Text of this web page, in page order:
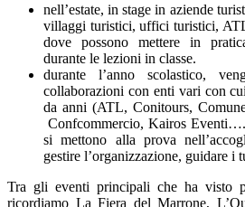
nell’estate, in stage in aziende
villaggi turistici, uffici turistici,
dove possono mettere in
durante le lezioni in classe.
durante l’anno scolastico,
collaborazioni con enti vari con
da anni (ATL, Conitours,
Confcommercio, Kairos
si mettono alla prova
gestire l’organizzazione, guidare i
Tra gli eventi principali che ha visto
ricordiamo La Fiera del Marrone,